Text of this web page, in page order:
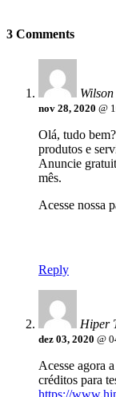
3 Comments
nov 28, 2020 @
Olá, tudo
produtos e
Anuncie
mês.
Acesse nossa
Reply
Hiper
dez 03, 2020 @
Acesse agora
créditos para
https://